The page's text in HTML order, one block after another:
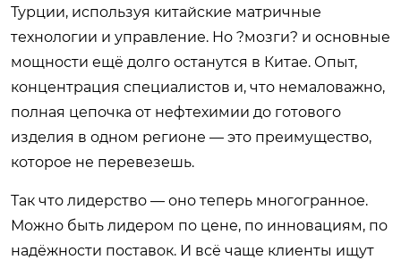
Турции, используя китайские матричные
технологии и управление. Но ?мозги? и основные
мощности ещё долго останутся в Китае. Опыт,
концентрация специалистов и, что немаловажно,
полная цепочка от нефтехимии до готового
изделия в одном регионе — это преимущество,
которое не перевезешь.
Так что лидерство — оно теперь многогранное.
Можно быть лидером по цене, по инновациям, по
надёжности поставок. И всё чаще клиенты ищут